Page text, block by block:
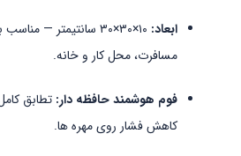
ابعاد:
۱۰×۳۰×۳۰ سانتیمتر —
مسافرت، محل کار و خانه.
فوم هوشمند حافظه دار: تطابق
کاهش فشار روی مهره ها.